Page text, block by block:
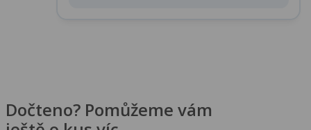
Dočteno? Pomůžeme vám